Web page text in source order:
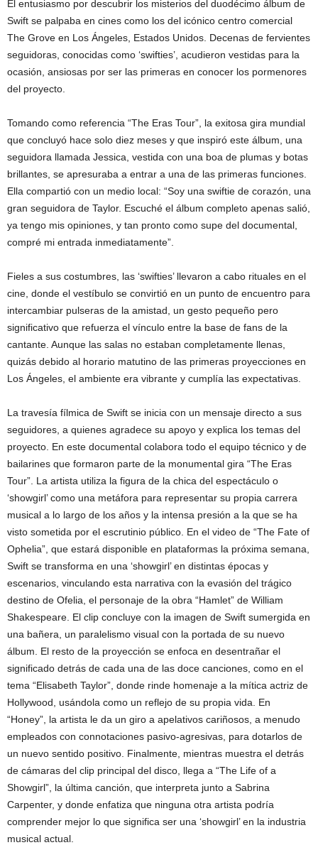
El entusiasmo por descubrir los misterios del duodécimo álbum de
Swift se palpaba en cines como los del icónico centro comercial
The Grove en Los Ángeles, Estados Unidos. Decenas de fervientes
seguidoras, conocidas como ‘swifties’, acudieron vestidas para la
ocasión, ansiosas por ser las primeras en conocer los pormenores
del proyecto.
Tomando como referencia “The Eras Tour”, la exitosa gira mundial
que concluyó hace solo diez meses y que inspiró este álbum, una
seguidora llamada Jessica, vestida con una boa de plumas y botas
brillantes, se apresuraba a entrar a una de las primeras funciones.
Ella compartió con un medio local: “Soy una swiftie de corazón, una
gran seguidora de Taylor. Escuché el álbum completo apenas salió,
ya tengo mis opiniones, y tan pronto como supe del documental,
compré mi entrada inmediatamente”.
Fieles a sus costumbres, las ‘swifties’ llevaron a cabo rituales en el
cine, donde el vestíbulo se convirtió en un punto de encuentro para
intercambiar pulseras de la amistad, un gesto pequeño pero
significativo que refuerza el vínculo entre la base de fans de la
cantante. Aunque las salas no estaban completamente llenas,
quizás debido al horario matutino de las primeras proyecciones en
Los Ángeles, el ambiente era vibrante y cumplía las expectativas.
La travesía fílmica de Swift se inicia con un mensaje directo a sus
seguidores, a quienes agradece su apoyo y explica los temas del
proyecto. En este documental colabora todo el equipo técnico y de
bailarines que formaron parte de la monumental gira “The Eras
Tour”. La artista utiliza la figura de la chica del espectáculo o
‘showgirl’ como una metáfora para representar su propia carrera
musical a lo largo de los años y la intensa presión a la que se ha
visto sometida por el escrutinio público. En el video de “The Fate of
Ophelia”, que estará disponible en plataformas la próxima semana,
Swift se transforma en una ‘showgirl’ en distintas épocas y
escenarios, vinculando esta narrativa con la evasión del trágico
destino de Ofelia, el personaje de la obra “Hamlet” de William
Shakespeare. El clip concluye con la imagen de Swift sumergida en
una bañera, un paralelismo visual con la portada de su nuevo
álbum. El resto de la proyección se enfoca en desentrañar el
significado detrás de cada una de las doce canciones, como en el
tema “Elisabeth Taylor”, donde rinde homenaje a la mítica actriz de
Hollywood, usándola como un reflejo de su propia vida. En
“Honey”, la artista le da un giro a apelativos cariñosos, a menudo
empleados con connotaciones pasivo-agresivas, para dotarlos de
un nuevo sentido positivo. Finalmente, mientras muestra el detrás
de cámaras del clip principal del disco, llega a “The Life of a
Showgirl”, la última canción, que interpreta junto a Sabrina
Carpenter, y donde enfatiza que ninguna otra artista podría
comprender mejor lo que significa ser una ‘showgirl’ en la industria
musical actual.